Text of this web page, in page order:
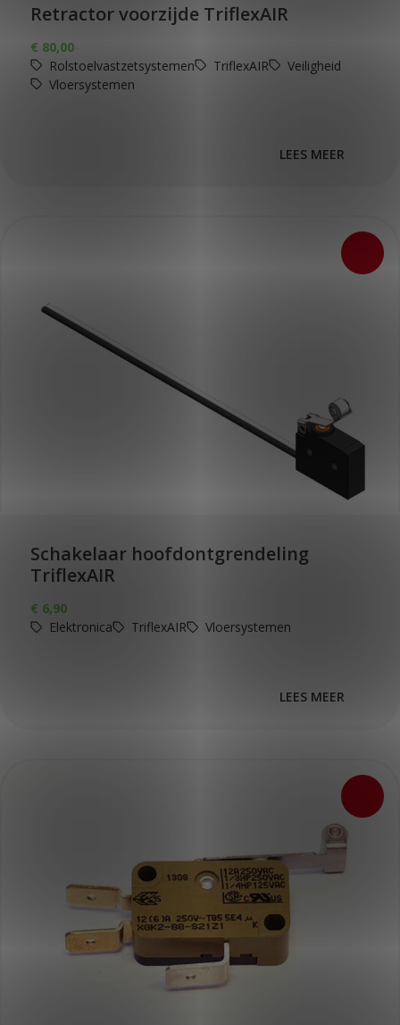
Retractor voorzijde TriflexAIR
€ 80,00
Rolstoelvastzetsystemen
TriflexAIR
Veiligheid
Vloersystemen
LEES MEER
Schakelaar hoofdontgrendeling
TriflexAIR
€ 6,90
Elektronica
TriflexAIR Vloersystemen
LEES MEER